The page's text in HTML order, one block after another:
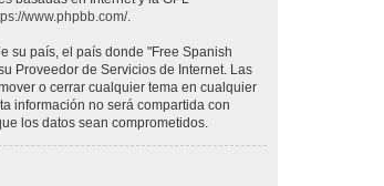
www.phpbb.com/.
su país, el país donde "Free Spanish
Proveedor de Servicios de Internet. Las
o cerrar cualquier tema en cualquier
información no será compartida con
los datos sean comprometidos.